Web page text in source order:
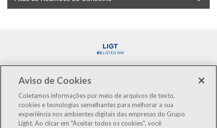
LIGT3 R$3,08 -0,65%
IBOV 176.452 -0,72%
Aviso de Cookies
Coletamos informações por meio de arquivos de texto,
cookies e tecnologias semelhantes para melhorar a sua
experiência nos ambientes digitais das empresas do Grupo
Light. Ao clicar em "Aceitar todos os cookies", você